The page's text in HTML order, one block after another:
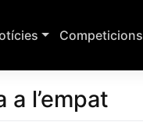
Competicions
a l’empat